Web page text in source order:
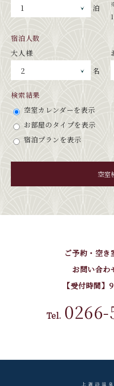
泊
宿泊人数
大人様
名
検索結果
空室カレンダーを表示
お部屋のタイプを表示
宿泊プランを表示
空室
ご予約・空き
お問い合わ
【受付時間
Tel.